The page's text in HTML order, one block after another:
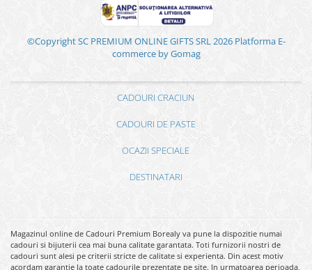
©Copyright SC PREMIUM ONLINE GIFTS SRL 2026 Platforma E-
commerce by Gomag
CADOURI CRACIUN
CADOURI DE PASTE
OCAZII SPECIALE
DESTINATARI
Magazinul online de Cadouri Premium Borealy va pune la dispozitie numai
cadouri si bijuterii cea mai buna calitate garantata. Toti furnizorii nostri de
cadouri sunt alesi pe criterii stricte de calitate si experienta. Din acest motiv
acordam garantie la toate cadourile prezentate pe site. In urmatoarea perioada,